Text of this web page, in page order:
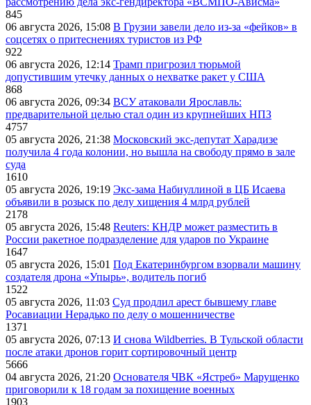
845
06 августа 2026, 15:08 В Грузии завели дело из-за «фейков» в
соцсетях о притеснениях туристов из РФ
922
06 августа 2026, 12:14 Трамп пригрозил тюрьмой
допустившим утечку данных о нехватке ракет у США
868
06 августа 2026, 09:34 ВСУ атаковали Ярославль:
предварительной целью стал один из крупнейших НПЗ
4757
05 августа 2026, 21:38 Московский экс-депутат Харадизе
получила 4 года колонии, но вышла на свободу прямо в зале
суда
1610
05 августа 2026, 19:19 Экс-зама Набиуллиной в ЦБ Исаева
объявили в розыск по делу хищения 4 млрд рублей
2178
05 августа 2026, 15:48 Reuters: КНДР может разместить в
России ракетное подразделение для ударов по Украине
1647
05 августа 2026, 15:01 Под Екатеринбургом взорвали машину
создателя дрона «Упырь», водитель погиб
1522
05 августа 2026, 11:03 Суд продлил арест бывшему главе
Росавиации Нерадько по делу о мошенничестве
1371
05 августа 2026, 07:13 И снова Wildberries. В Тульской области
после атаки дронов горит сортировочный центр
5666
04 августа 2026, 21:20 Основателя ЧВК «Ястреб» Марущенко
приговорили к 18 годам за похищение военных
1903